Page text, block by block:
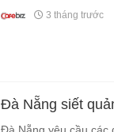
3 tháng trước
Đà Nẵng siết
Đà Nẵng yêu cầu các